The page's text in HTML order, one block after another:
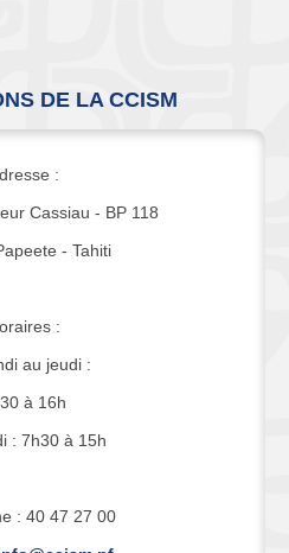
DE LA CCISM
:
Cassiau - BP 118
- Tahiti
:
au jeudi :
à 16h
: 7h30 à 15h
: 40 47 27 00